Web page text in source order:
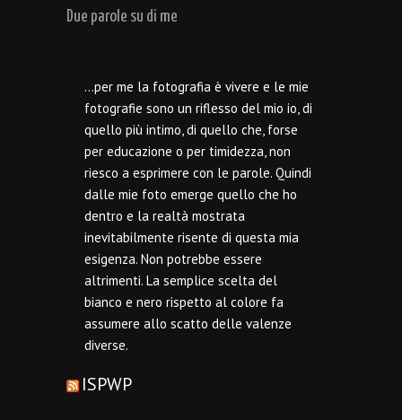
Due parole su di me
…per me la fotografia è vivere e le mie
fotografie sono un riflesso del mio io, di
quello più intimo, di quello che, forse
per educazione o per timidezza, non
riesco a esprimere con le parole. Quindi
dalle mie foto emerge quello che ho
dentro e la realtà mostrata
inevitabilmente risente di questa mia
esigenza. Non potrebbe essere
altrimenti. La semplice scelta del
bianco e nero rispetto al colore fa
assumere allo scatto delle valenze
diverse.
ISPWP